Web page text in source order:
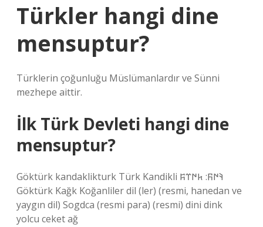
Türkler hangi dine
mensuptur?
Türklerin çoğunluğu Müslümanlardır ve Sünni
mezhepe aittir.
İlk Türk Devleti hangi dine
mensuptur?
Göktürk kandaklikturk Türk Kandikli 𐰚𐰇𐰜: 𐱅𐰇𐰼𐰰
Göktürk Kağk Koğanliler dil (ler) (resmi, hanedan ve
yaygın dil) Sogdca (resmi para) (resmi) dini dink
yolcu ceket ağ